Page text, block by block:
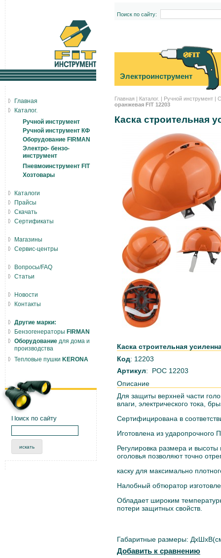
Поиск по сайту:
Электроинструмент
Главная | Каталог. | Ручной инструмент |
оранжевая FIT 12203
Каска строительная
Каска строительная
Код: 12203
Артикул: РОС 12203
Описание
Для защиты верхней части
влаги, электрического тока,
Сертифицирована в
Иготовлена из ударопрочного
Регулировка размера и
оголовья позволяют точно
каску для максимально
Налобный обтюратор
Обладает широким
потери защитных свойств.
Габаритные размеры:
Добавить к сравнению
Главная
Каталог.
Ручной инструмент
Ручной инструмент КФ
Оборудование FIRMAN
Электро- бензо-
инструмент
Пневмоинструмент FIT
Хозтовары
Каталоги
Прайсы
Скачать
Сертификаты
Магазины
Сервис-центры
Вопросы/FAQ
Статьи
Новости
Контакты
Другие марки:
Бензогенераторы FIRMAN
Оборудование для дома и
производства
Тепловые пушки KERONA
Поиск по сайту